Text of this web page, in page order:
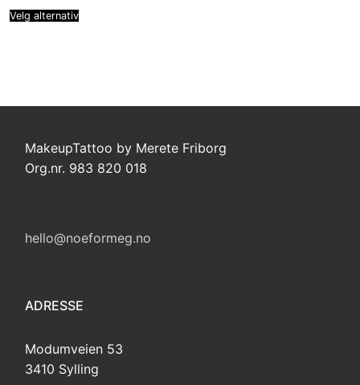
Velg alternativ
MakeupTattoo by Merete Friborg
Org.nr. 983 820 018
hello@noeformeg.no
ADRESSE
Modumveien 53
3410 Sylling